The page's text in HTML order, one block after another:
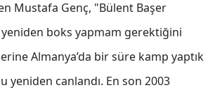
Mustafa Genç, "Bülent Başer
yeniden boks yapmam gerektiğini
Almanya’da bir süre kamp yaptık
yeniden canlandı. En son 2003